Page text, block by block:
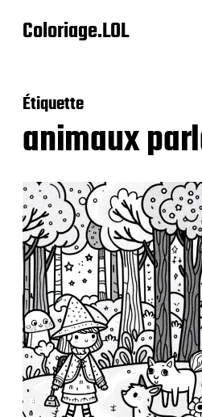
Coloriage.LOL
Étiquette
animaux